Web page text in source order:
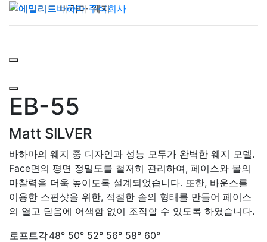
EB-55
Matt SILVER
바하마의 웨지 중 디자인과 성능 모두가 완벽한 웨지 모델.
Face면의 평면 정밀도를 철저히 관리하여, 페이스와 볼의
마찰력을 더욱 높이도록 설계되었습니다. 또한, 바운스를
이용한 스핀샷을 위한, 적절한 솔의 형태를 만들어 페이스
의 열고 닫음에 어색함 없이 조작할 수 있도록 하였습니다.
로프트각48° 50° 52° 56° 58° 60°